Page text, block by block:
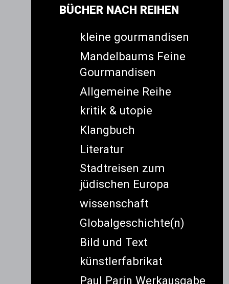
BÜCHER NACH REIHEN
kleine gourmandisen
Mandelbaums Feine
Gourmandisen
Allgemeine Reihe
kritik & utopie
Klangbuch
Literatur
Stadtreisen zum
jüdischen Europa
wissenschaft
Globalgeschichte(n)
Bild und Text
künstlerfabrikat
Paul Parin Werkausgabe